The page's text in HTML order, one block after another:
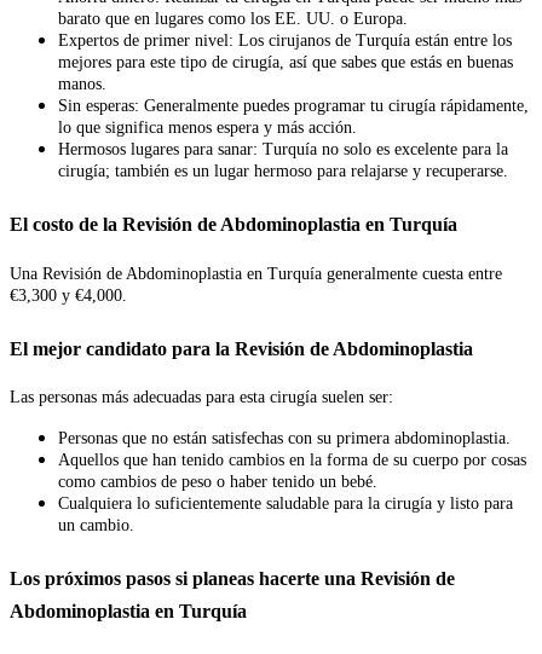
barato que en lugares como los EE. UU. o Europa.
Expertos de primer nivel: Los cirujanos de Turquía están entre los
mejores para este tipo de cirugía, así que sabes que estás en buenas
manos.
Sin esperas: Generalmente puedes programar tu cirugía rápidamente,
lo que significa menos espera y más acción.
Hermosos lugares para sanar: Turquía no solo es excelente para la
cirugía; también es un lugar hermoso para relajarse y recuperarse.
El costo de la Revisión de Abdominoplastia en Turquía
Una Revisión de Abdominoplastia en Turquía generalmente cuesta entre
€3,300 y €4,000.
El mejor candidato para la Revisión de Abdominoplastia
Las personas más adecuadas para esta cirugía suelen ser:
Personas que no están satisfechas con su primera abdominoplastia.
Aquellos que han tenido cambios en la forma de su cuerpo por cosas
como cambios de peso o haber tenido un bebé.
Cualquiera lo suficientemente saludable para la cirugía y listo para
un cambio.
Los próximos pasos si planeas hacerte una Revisión de
Abdominoplastia en Turquía